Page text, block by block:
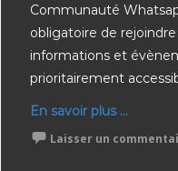
Communauté
obligatoire de
informations et
prioritairement
En savoir plus ...
Laisser un